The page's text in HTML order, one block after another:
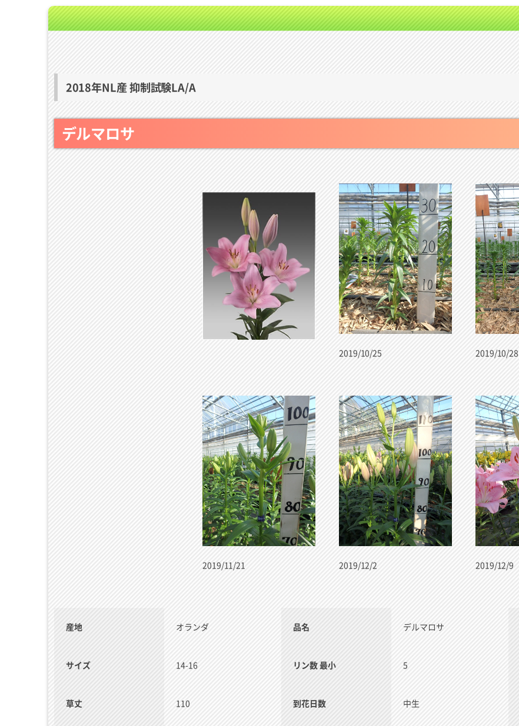
2018年NL産 抑制試験LA/A
デルマロサ
2019/10/25 2019/10/28
2019/11/21 2019/12/2 2019/12/9
産地 オランダ 品名 デルマロサ
サイズ 14-16 リン数 最小 5
草丈 110 到花日数 中生